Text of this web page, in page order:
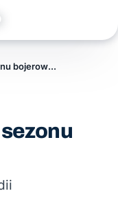
Fińska inauguracja sezonu bojerowego